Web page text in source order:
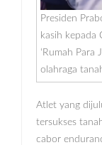
Presiden
kasih kepada
‘Rumah Para
olahraga
Atlet yang
tersukses
cabor